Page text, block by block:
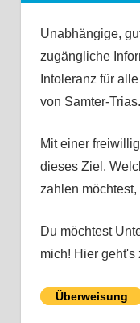
Unabhängige,
zugängliche
Intoleranz für
von Samter-
Mit einer
dieses Ziel.
zahlen
Du möchtest
mich! Hier geht's
Überweisung